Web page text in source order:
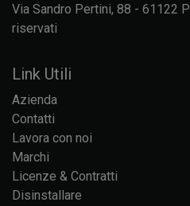
Via Sandro Pertini, 88 - 61122
riservati
Link Utili
Azienda
Contatti
Lavora con noi
Marchi
Licenze & Contratti
Disinstallare